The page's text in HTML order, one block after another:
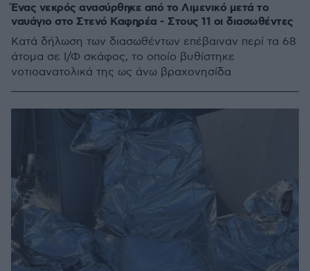
Ένας νεκρός ανασύρθηκε από το Λιμενικό μετά το
ναυάγιο στο Στενό Καφηρέα - Στους 11 οι διασωθέντες
Κατά δήλωση των διασωθέντων επέβαιναν περί τα 68
άτομα σε Ι/Φ σκάφος, το οποίο βυθίστηκε
νοτιοανατολικά της ως άνω βραχονησίδα